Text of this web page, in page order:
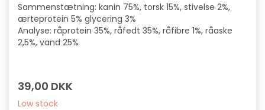
Sammenstætning: kanin 75%, torsk 15%, stivelse 2%,
ærteprotein 5% glycering 3%
Analyse: råprotein 35%, råfedt 35%, råfibre 1%, råaske
2,5%, vand 25%
39,00 DKK
Low stock